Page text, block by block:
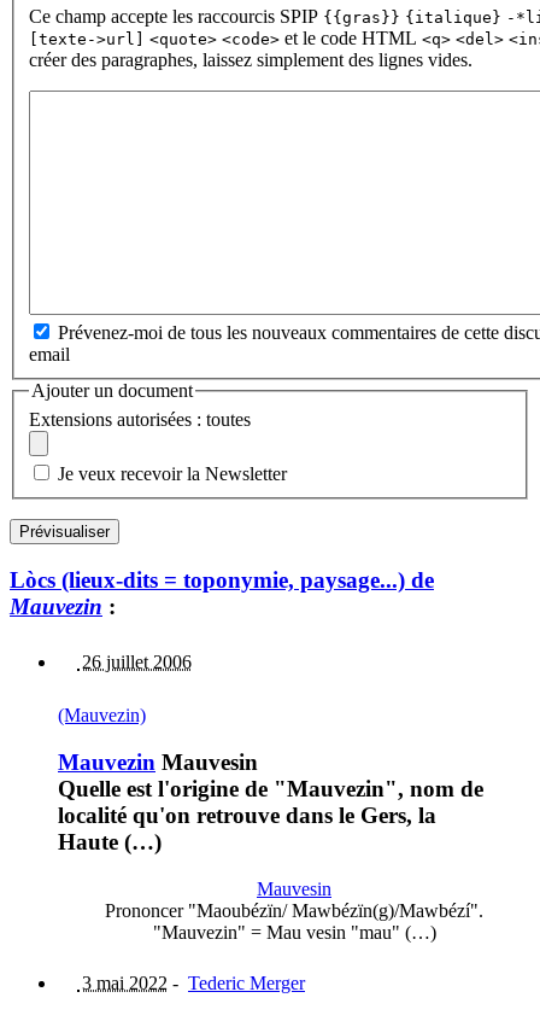
Ce champ accepte les raccourcis SPIP {{gras}} {italique} -
[texte->url]
<quote> <code> et le code HTML <q> <del>
créer des paragraphes, laissez simplement des lignes vides.
Prévenez-moi de tous les nouveaux commentaires de cette
email
Ajouter un document
Extensions autorisées : toutes
Je veux recevoir la Newsletter
Lòcs (lieux-dits = toponymie, paysage...) de
Mauvezin :
26 juillet 2006
(Mauvezin)
Mauvezin Mauvesin
Quelle est l'origine de "Mauvezin", nom de
localité qu'on retrouve dans le Gers, la
Haute (…)
Mauvesin
Prononcer "Maoubézïn/ Mawbézïn(g)/Mawbézí".
"Mauvezin" = Mau vesin "mau" (…)
3 mai 2022 - Tederic Merger